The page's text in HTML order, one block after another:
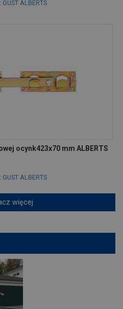
GUST ALBERTS
ocynk423x70 mm ALBERTS
GUST ALBERTS
więcej